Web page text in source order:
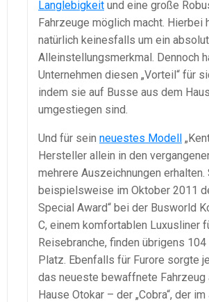
Langlebigkeit und eine große
Fahrzeuge möglich macht. Hierbei
natürlich keinesfalls um ein
Alleinstellungsmerkmal. Dennoch
Unternehmen diesen „Vorteil“ für
indem sie auf Busse aus dem
umgestiegen sind.
Und für sein neuestes Modell
Hersteller allein in den
mehrere Auszeichnungen erhalten.
beispielsweise im Oktober 2011
Special Award“ bei der Busworld
C, einem komfortablen Luxusliner
Reisebranche, finden übrigens
Platz. Ebenfalls für Furore sorgte
das neueste bewaffnete Fahrzeug
Hause Otokar – der „Cobra“, der